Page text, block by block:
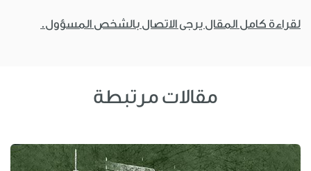
لقراءة كامل المقال يرجى الاتصال بالشخص المسؤول.
مقالات مرتبطة